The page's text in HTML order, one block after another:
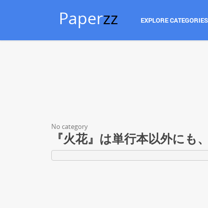
Paperzz EXPLORE CATEGORIES
No category
『火花』は単行本以外にも